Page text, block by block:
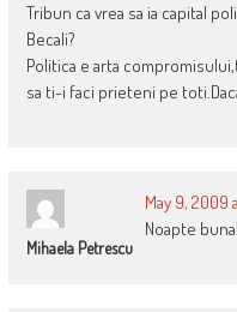
Tribun ca vrea sa ia capital
Becali?
Politica e arta
sa ti-i faci prieteni pe
Mihaela Petrescu
May 9, 2009
Noapte